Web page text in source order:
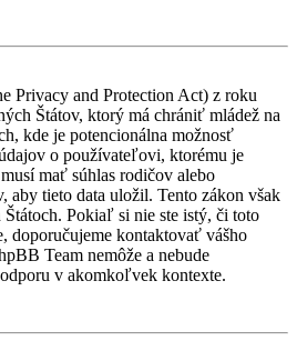
Privacy and Protection Act) z roku
Štátov, ktorý má chrániť mládež na
kde je potencionálna možnosť
o používateľovi, ktorému je
mať súhlas rodičov alebo
aby tieto data uložil. Tento zákon však
Pokiaľ si nie ste istý, či toto
doporučujeme kontaktovať vášho
Team nemôže a nebude
v akomkoľvek kontexte.